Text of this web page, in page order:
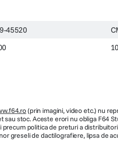
45520
(prin imagini, video etc.) nu
stoc. Aceste erori nu obliga F64
politica de preturi a
greseli de dactilografiere, lipsa de